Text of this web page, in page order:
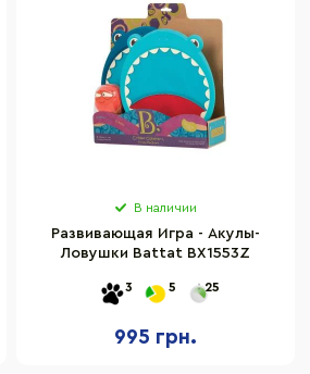
В наличии
Развивающая Игра - Акулы-
Ловушки Battat BX1553Z
3 5 25
995 грн.